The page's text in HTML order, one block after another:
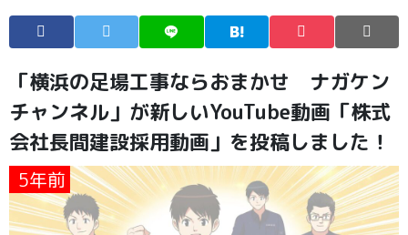
「横浜の足場工事ならおまかせ ナガケン
チャンネル」が新しいYouTube動画「株式
会社長間建設採用動画」を投稿しました！
5年前